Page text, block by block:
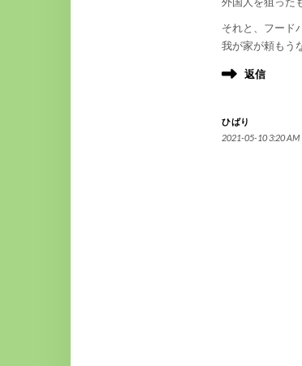
それと、フード
我が家が頼もう
返信
ひばり
2021-05-10 3:20 AM